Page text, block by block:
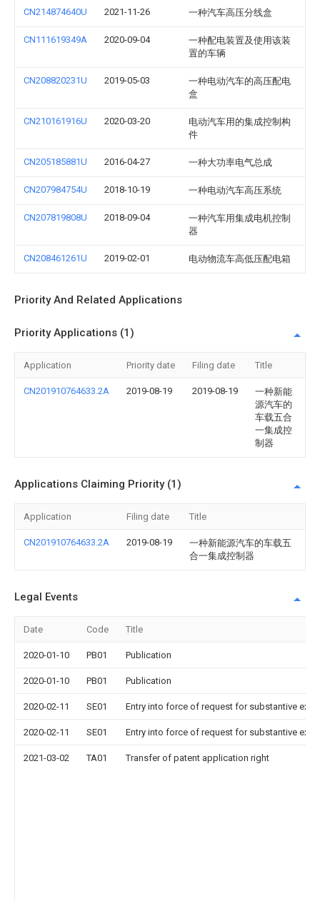
CN214874640U 2021-11-26 一种汽车高压分线盒
CN111619349A 2020-09-04
一种配电装置及使用该装
置的车辆
CN208820231U 2019-05-03
一种电动汽车的高压配电
盒
CN210161916U 2020-03-20
电动汽车用的集成控制构
件
CN205185881U 2016-04-27 一种大功率电气总成
CN207984754U 2018-10-19 一种电动汽车高压系统
CN207819808U 2018-09-04
一种汽车用集成电机控制
器
CN208461261U 2019-02-01 电动物流车高低压配电箱
Priority And Related Applications
Priority Applications (1)
Application Priority date Filing date Title
CN201910764633.2A 2019-08-19 2019-08-19
一种新能
源汽车的
车载五合
一集成控
制器
Applications Claiming Priority (1)
Application Filing date Title
CN201910764633.2A 2019-08-19
一种新能源汽车的车载五
合一集成控制器
Legal Events
Date Code Title
2020-01-10 PB01 Publication
2020-01-10 PB01 Publication
2020-02-11 SE01 Entry into force of request for substantive
2020-02-11 SE01 Entry into force of request for substantive
2021-03-02 TA01 Transfer of patent application right